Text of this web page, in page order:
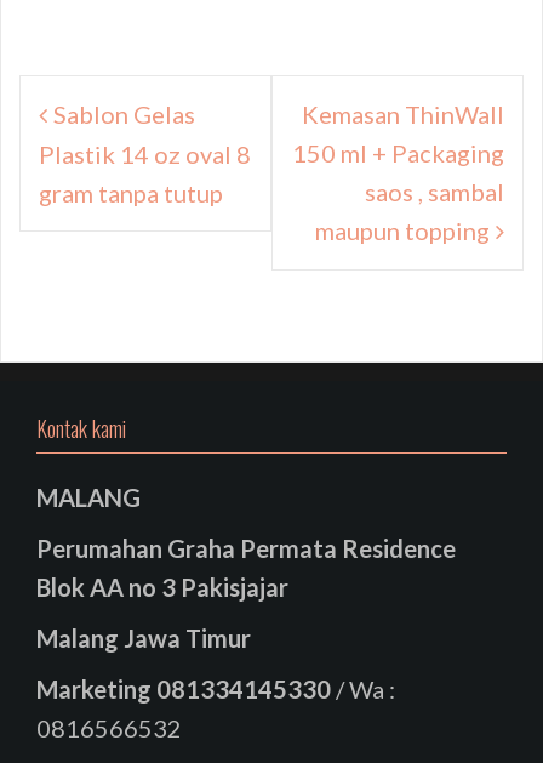
Navigasi
pos
Sablon Gelas
Plastik 14 oz oval 8
gram tanpa tutup
Kemasan ThinWall
150 ml + Packaging
saos , sambal
maupun topping
Kontak kami
MALANG
Perumahan Graha Permata Residence
Blok AA no 3 Pakisjajar
Malang Jawa Timur
Marketing 081334145330 / Wa :
0816566532